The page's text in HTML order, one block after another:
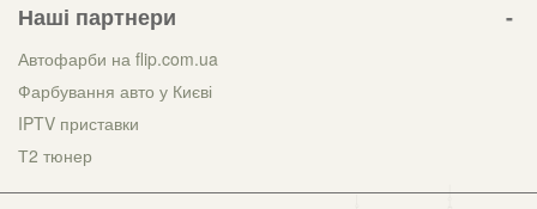
Наші партнери
Автофарби на flip.com.ua
Фарбування авто у Києві
IPTV приставки
Т2 тюнер